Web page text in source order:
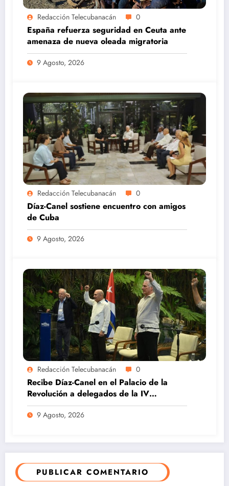
Redacción Telecubanacán 0
España refuerza seguridad en Ceuta ante
amenaza de nueva oleada migratoria
9 Agosto, 2026
Redacción Telecubanacán 0
Díaz-Canel sostiene encuentro con amigos
de Cuba
9 Agosto, 2026
Redacción Telecubanacán 0
Recibe Díaz-Canel en el Palacio de la
Revolución a delegados de la IV
Asamblea Continental ALBA Movimientos
9 Agosto, 2026
PUBLICAR COMENTARIO